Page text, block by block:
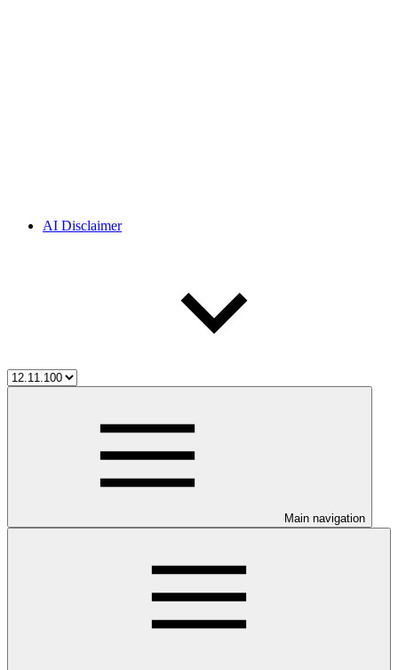
AI Disclaimer
Main navigation